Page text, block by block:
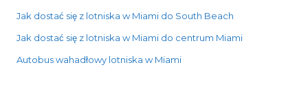
Jak dostać się z lotniska w Miami do South Beach
Jak dostać się z lotniska w Miami do centrum Miami
Autobus wahadłowy lotniska w Miami